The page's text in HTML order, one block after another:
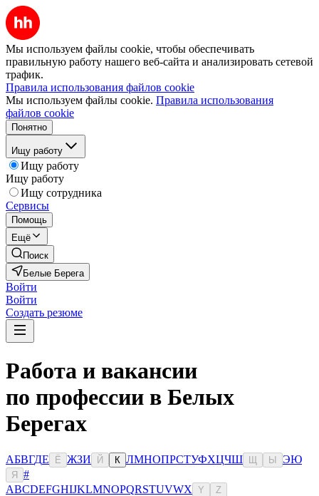
Мы используем файлы cookie, чтобы обеспечивать
правильную работу нашего веб-сайта и анализировать сетевой
трафик.
Правила использования файлов cookie
Мы используем файлы cookie. Правила использования
файлов cookie
Понятно
Ищу работу
Ищу работу
Ищу работу
Ищу сотрудника
Сервисы
Помощь
Ещё
Поиск
Белые Берега
Войти
Войти
Создать резюме
Работа и вакансии
по профессии в Белых
Берегах
АБВГДЕ Ё ЖЗИ Й К ЛМНОПРСТУФХЦЧШ Ы ЭЮ
Я
#
ABCDEFGHIJKLMNOPQRSTUVWX Y Z